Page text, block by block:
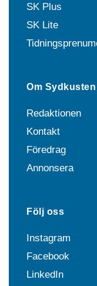
SK Plus
SK Lite
Om Sydkusten
Redaktionen
Kontakt
Föredrag
Annonsera
Följ oss
Instagram
Facebook
LinkedIn